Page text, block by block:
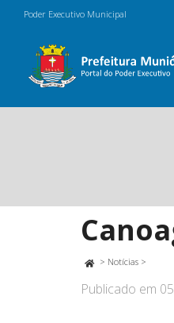
Poder Executivo Municipal
> Notícias >
Publicado em